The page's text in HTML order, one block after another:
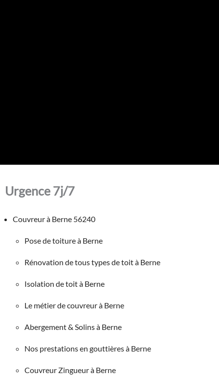
Urgence 7j/7
Couvreur à Berne 56240
Pose de toiture à Berne
Rénovation de tous types de toit à Berne
Isolation de toit à Berne
Le métier de couvreur à Berne
Abergement & Solins à Berne
Nos prestations en gouttières à Berne
Couvreur Zingueur à Berne